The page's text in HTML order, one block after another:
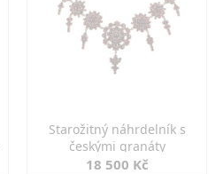
Starožitný náhrdelník s
českými granáty
18 500 Kč